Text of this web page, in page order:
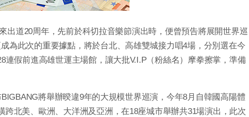
出道20周年，先前於科切拉音樂節演出時，便曾預告將展開世界巡
為此次的重要據點，將於台北、高雄雙城接力唱4場，分別選在今
連假前進高雄世運主場館，讓大批V.I.P（粉絲名）摩拳擦掌，準備
將舉辦暌違9年的大規模世界巡演，今年8月自韓國高陽體
跨北美、歐洲、大洋洲及亞洲，在18座城市舉辦共31場演出，此次